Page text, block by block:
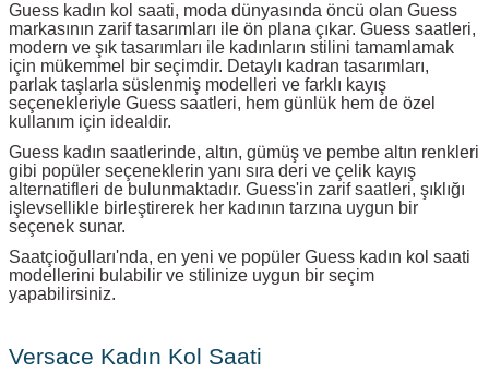
Guess kadın kol saati, moda dünyasında öncü olan Guess
markasının zarif tasarımları ile ön plana çıkar. Guess saatleri,
modern ve şık tasarımları ile kadınların stilini tamamlamak
için mükemmel bir seçimdir. Detaylı kadran tasarımları,
parlak taşlarla süslenmiş modelleri ve farklı kayış
seçenekleriyle Guess saatleri, hem günlük hem de özel
kullanım için idealdir.
Guess kadın saatlerinde, altın, gümüş ve pembe altın renkleri
gibi popüler seçeneklerin yanı sıra deri ve çelik kayış
alternatifleri de bulunmaktadır. Guess'in zarif saatleri, şıklığı
işlevsellikle birleştirerek her kadının tarzına uygun bir
seçenek sunar.
Saatçioğulları'nda, en yeni ve popüler Guess kadın kol saati
modellerini bulabilir ve stilinize uygun bir seçim
yapabilirsiniz.
Versace Kadın Kol Saati